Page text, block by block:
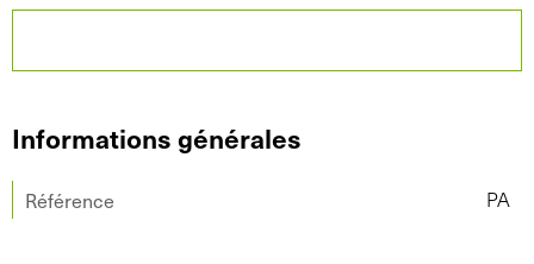
Informations générales
Référence PA